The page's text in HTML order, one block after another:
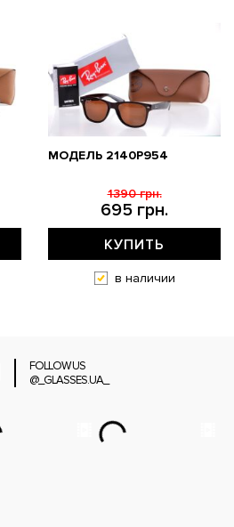
МОДЕЛЬ 2140P954
695 грн.
1390 грн.
КУПИТЬ
в наличии
FOLLOW US
@_GLASSES.UA_